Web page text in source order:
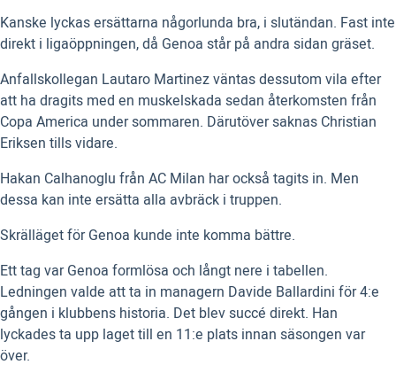
Kanske lyckas ersättarna någorlunda bra, i slutändan. Fast inte
direkt i ligaöppningen, då Genoa står på andra sidan gräset.
Anfallskollegan Lautaro Martinez väntas dessutom vila efter
att ha dragits med en muskelskada sedan återkomsten från
Copa America under sommaren. Därutöver saknas Christian
Eriksen tills vidare.
Hakan Calhanoglu från AC Milan har också tagits in. Men
dessa kan inte ersätta alla avbräck i truppen.
Skrälläget för Genoa kunde inte komma bättre.
Ett tag var Genoa formlösa och långt nere i tabellen.
Ledningen valde att ta in managern Davide Ballardini för 4:e
gången i klubbens historia. Det blev succé direkt. Han
lyckades ta upp laget till en 11:e plats innan säsongen var
över.